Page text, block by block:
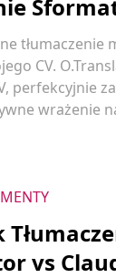
tłumaczenie
CV.
perfekcyjnie
wrażenie
vs